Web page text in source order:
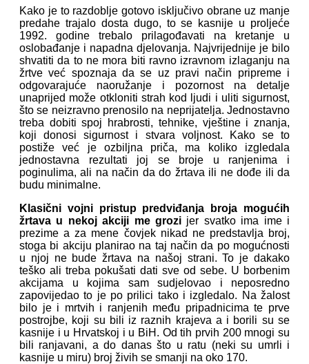
Kako je to razdoblje gotovo isključivo obrane uz manje
predahe trajalo dosta dugo, to se kasnije u proljeće
1992. godine trebalo prilagođavati na kretanje u
oslobađanje i napadna djelovanja. Najvrijednije je bilo
shvatiti da to ne mora biti ravno izravnom izlaganju na
žrtve već spoznaja da se uz pravi način pripreme i
odgovarajuće naoružanje i pozornost na detalje
unaprijed može otkloniti strah kod ljudi i uliti sigurnost,
što se neizravno prenosilo na neprijatelja. Jednostavno
treba dobiti spoj hrabrosti, tehnike, vještine i znanja,
koji donosi sigurnost i stvara voljnost. Kako se to
postiže već je ozbiljna priča, ma koliko izgledala
jednostavna rezultati joj se broje u ranjenima i
poginulima, ali na način da do žrtava ili ne dođe ili da
budu minimalne.
Klasični vojni pristup predviđanja broja mogućih
žrtava u nekoj akciji me grozi jer svatko ima ime i
prezime a za mene čovjek nikad ne predstavlja broj,
stoga bi akciju planirao na taj način da po mogućnosti
u njoj ne bude žrtava na našoj strani. To je dakako
teško ali treba pokušati dati sve od sebe. U borbenim
akcijama u kojima sam sudjelovao i neposredno
zapovijedao to je po prilici tako i izgledalo. Na žalost
bilo je i mrtvih i ranjenih među pripadnicima te prve
postrojbe, koji su bili iz raznih krajeva a i borili su se
kasnije i u Hrvatskoj i u BiH. Od tih prvih 200 mnogi su
bili ranjavani, a do danas što u ratu (neki su umrli i
kasnije u miru) broj živih se smanji na oko 170.